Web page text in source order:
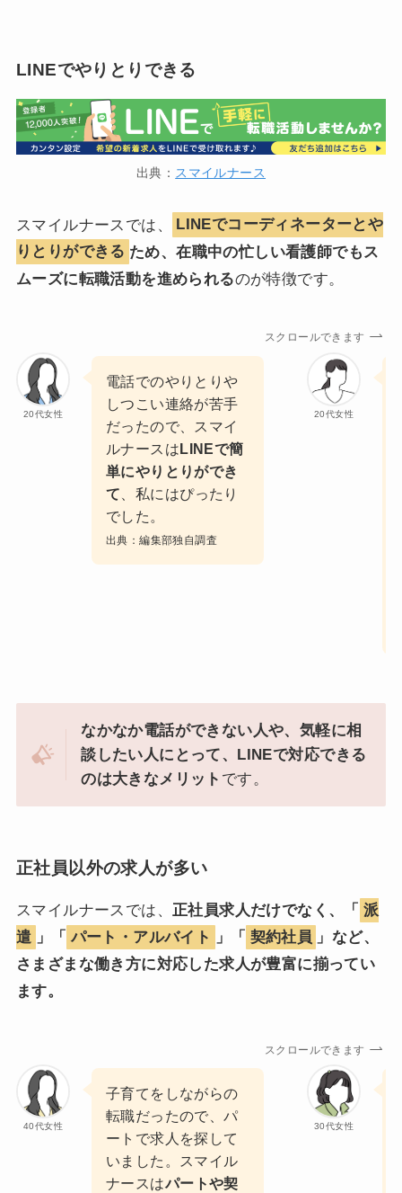
LINEでやりとりできる
出典： スマイルナース
スマイルナースでは、
LINEでコーディネーターとや
りとりができる ため、在職中の忙しい看護師でもス
ムーズに転職活動を進められるのが特徴です。
スクロールできます
20代女性
電話でのやりとりや
しつこい連絡が苦手
だったので、スマイ
ルナースはLINEで簡
単にやりとりができ
て 、私にはぴったり
でした。
出典：編集部独自調査
20代女性
なかなか電話ができない人や、気軽に相
談したい人にとって、LINEで対応できる
のは大きなメリット です。
正社員以外の求人が多い
スマイルナースでは、 正社員求人だけでなく、「 派
遣 」「 パート・アルバイト 」「 契約社員 」など、
さまざまな働き方に対応した求人が豊富に揃ってい
ます。
スクロールできます
40代女性
子育てをしながらの
転職だったので、パ
ートで求人を探して
いました。スマイル
ナースはパートや契
30代女性